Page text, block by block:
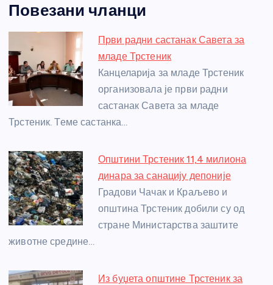
c
e
b
o
o
k
ss
e
n
g
er
itt
er
er at
s
A
p
p
a
g
e
e
e
Повезани чланци
Први радни састанак Савета за
младе Трстеник
Канцеларија за младе Трстеник
организовала је први радни
састанак Савета за младе
Трстеник. Теме састанка…
Општини Трстеник 11,4 милиона
динара за санацију депоније
Градови Чачак и Краљево и
општина Трстеник добили су од
стране Министарства заштите
животне средине…
Из буџета општине Трстеник за